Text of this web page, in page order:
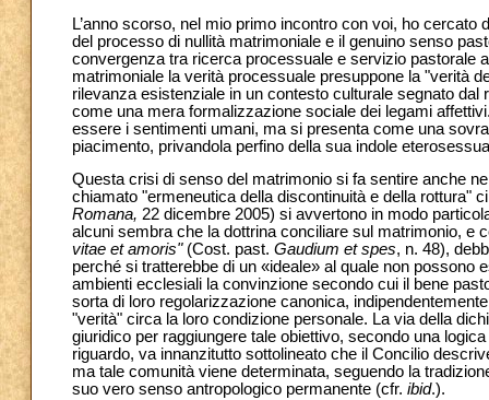
L’anno scorso, nel mio primo incontro con voi, ho cercato
del processo di nullità matrimoniale e il genuino senso
convergenza tra ricerca processuale e servizio pastorale
matrimoniale la verità processuale presuppone la "verità
rilevanza esistenziale in un contesto culturale segnato
come una mera formalizzazione sociale dei legami
essere i sentimenti umani, ma si presenta come una
piacimento, privandola perfino della sua indole
Questa crisi di senso del matrimonio si fa sentire anche
chiamato "ermeneutica della discontinuità e della rottura"
Romana, 22 dicembre 2005) si avvertono in modo
alcuni sembra che la dottrina conciliare sul matrimonio, e
vitae et amoris" (Cost. past. Gaudium et spes, n. 48),
perché si tratterebbe di un «ideale» al quale non
ambienti ecclesiali la convinzione secondo cui il bene
sorta di loro regolarizzazione canonica,
"verità" circa la loro condizione personale. La via della
giuridico per raggiungere tale obiettivo, secondo una
riguardo, va innanzitutto sottolineato che il Concilio
ma tale comunità viene determinata, seguendo la
suo vero senso antropologico permanente (cfr. ibid.).